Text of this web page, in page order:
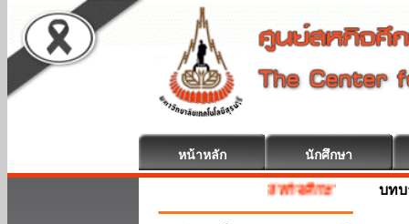
หน้าหลัก นักศึกษา
สหกิจศึกษา ยินดีต้อนรับบทบ